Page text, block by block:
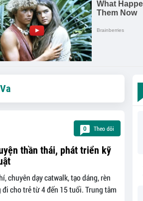
0 Theo dõi
thần thái, phát triển kỹ
chuyên dạy catwalk, tạo dáng, rèn
cho trẻ từ 4 đến 15 tuổi. Trung tâm